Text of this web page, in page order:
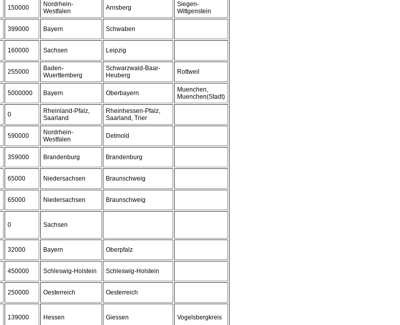
150000
Nordrhein-
Westfalen
Arnsberg
Siegen-
Wittgenstein
399000 Bayern Schwaben
160000 Sachsen Leipzig
255000
Baden-
Wuerttemberg
Schwarzwald-Baar-
Heuberg
Rottweil
5000000 Bayern Oberbayern
Muenchen,
Muenchen(Stadt)
0
Rheinland-Pfalz,
Saarland
Rheinhessen-Pfalz,
Saarland, Trier
590000
Nordrhein-
Westfalen
Detmold
359000 Brandenburg Brandenburg
65000 Niedersachsen Braunschweig
65000 Niedersachsen Braunschweig
0 Sachsen
32000 Bayern Oberpfalz
450000 Schleswig-Holstein Schleswig-Holstein
250000 Oesterreich Oesterreich
139000 Hessen Giessen Vogelsbergkreis